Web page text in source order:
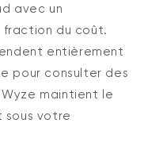
avec un
fraction du coût.
entièrement
pour consulter des
maintient le
sous votre